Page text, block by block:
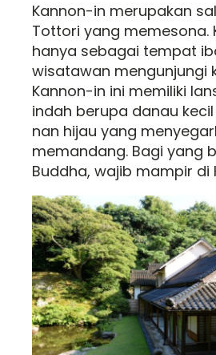
Kannon-in merupakan
Tottori yang memesona.
hanya sebagai tempat
wisatawan mengunjungi
Kannon-in ini memiliki
indah berupa danau
nan hijau yang
memandang. Bagi yang
Buddha, wajib mampir di